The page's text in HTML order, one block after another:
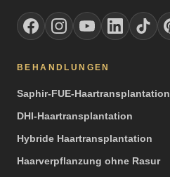
BEHANDLUNGEN
Saphir-FUE-Haartransplantation
DHI-Haartransplantation
Hybride Haartransplantation
Haarverpflanzung ohne Rasur